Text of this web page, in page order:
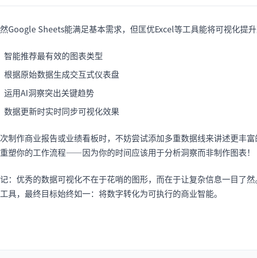
Google Sheets能满足基本需求，但匡优Excel等工具能将可视化提升
智能推荐最有效的图表类型
根据原始数据生成交互式仪表盘
运用AI洞察突出关键趋势
数据更新时实时同步可视化效果
制作商业报告或业绩看板时，不妨尝试添加多重数据线来讲述更丰
塑你的工作流程——因为你的时间应该用于分析洞察而非制作图表！
：优秀的数据可视化不在于花哨的图形，而在于让复杂信息一目了
具，最终目标始终如一：将数字转化为可执行的商业智能。